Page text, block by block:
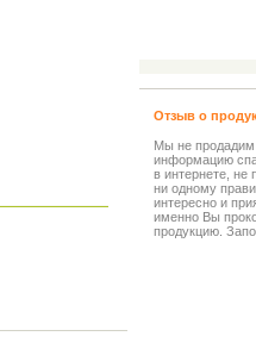
Отзыв о
Мы не
информацию
в интернете, не
ни одному
интересно и
именно Вы
продукцию.